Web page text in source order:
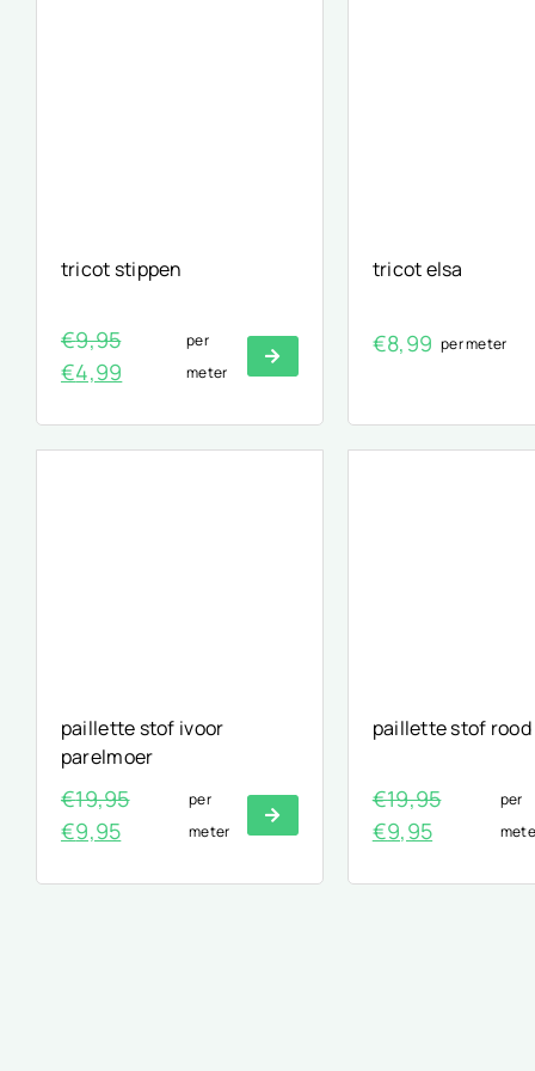
tricot stippen
€9,95
Oorspronkelijke
was:
€4,99 Huidige
is:
per
meter
tricot elsa
€8,99 per meter
paillette stof ivoor
parelmoer
€19,95
Oorspronkelijke
was:
€9,95Huidige
is:
per
meter
paillette stof rood
€19,95
Oorspronkelijke
was:
€9,95Huidige
is:
per